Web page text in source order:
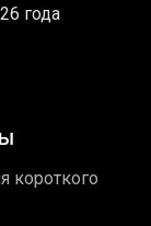
года
короткого